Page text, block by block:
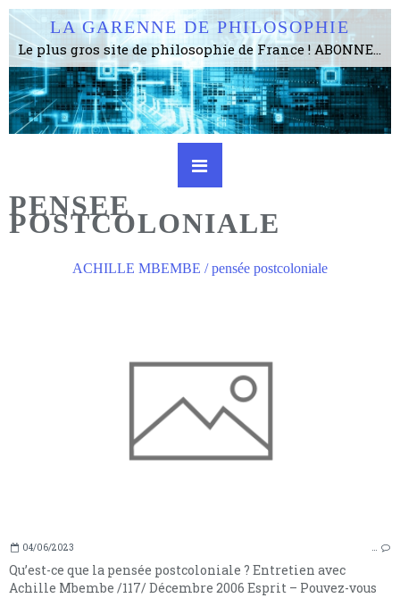
LA GARENNE DE PHILOSOPHIE
Le plus gros site de philosophie de France ! ABONNEZ-VOUS ! 4115 Articles, 1634 abonné·e·s, depuis 2006 . . . . . . . . 2 852 214 pages vues jusqu'à présent. Prestance et être apte à un plus grand nombre de choses.
PENSEE
POSTCOLONIALE
ACHILLE MBEMBE / pensée postcoloniale
04/06/2023 …
Qu’est-ce que la pensée postcoloniale ? Entretien avec
Achille Mbembe /117/ Décembre 2006 Esprit – Pouvez-vous